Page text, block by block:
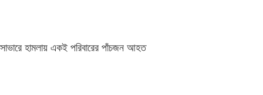
সাভারে হামলায় একই পরিবারের পাঁচজন আহত